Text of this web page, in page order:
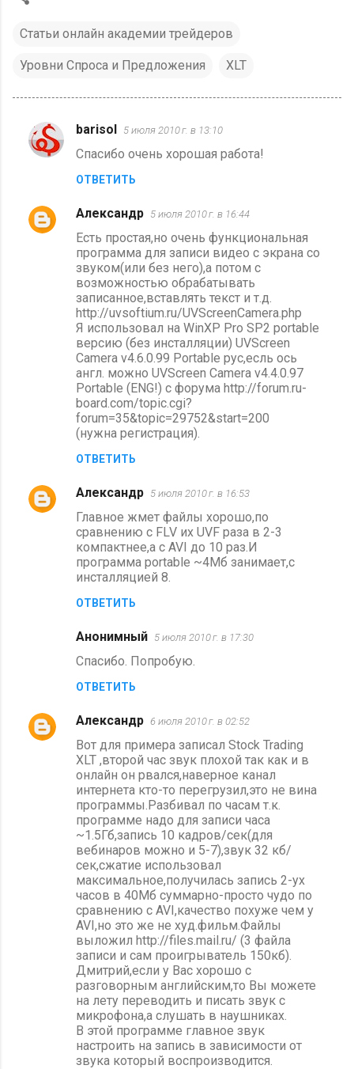
Статьи онлайн академии трейдеров
Уровни Спроса и Предложения XLT
К
о
м
е
barisol 5 июля 2010 г. в 13:10
Спасибо очень хорошая работа!
ОТВЕТИТЬ
Aлександр 5 июля 2010 г. в 16:44
Есть простая,но очень функциональная
программа для записи видео с экрана со
звуком(или без него),а потом с
возможностью обрабатывать
записанное,вставлять текст и т.д.
http://uvsoftium.ru/UVScreenCamera.php
Я использовал на WinXP Pro SP2 portable
версию (без инсталляции) UVScreen
Camera v4.6.0.99 Portable рус,есль ось
англ. можно UVScreen Camera v4.4.0.97
Portable (ENG!) с форума http://forum.ru-
board.com/topic.cgi?
forum=35&topic=29752&start=200
(нужна регистрация).
ОТВЕТИТЬ
Aлександр 5 июля 2010 г. в 16:53
Главное жмет файлы хорошо,по
сравнению с FLV их UVF раза в 2-3
компактнее,а с AVI до 10 раз.И
программа portable ~4Мб занимает,с
инсталляцией 8.
ОТВЕТИТЬ
Анонимный 5 июля 2010 г. в 17:30
Спасибо. Попробую.
ОТВЕТИТЬ
Aлександр 6 июля 2010 г. в 02:52
Вот для примера записал Stock Trading
XLT ,второй час звук плохой так как и в
онлайн он рвался,наверное канал
интернета кто-то перегрузил,это не вина
программы.Разбивал по часам т.к.
программе надо для записи часа
~1.5Гб,запись 10 кадров/сек(для
вебинаров можно и 5-7),звук 32 кб/
сек,сжатие использовал
максимальное,получилась запись 2-ух
часов в 40Мб суммарно-просто чудо по
сравнению с AVI,качество похуже чем у
AVI,но это же не худ.фильм.Файлы
выложил http://files.mail.ru/ (3 файла
записи и сам проигрыватель 150кб).
Дмитрий,если у Вас хорошо с
разговорным английским,то Вы можете
на лету переводить и писать звук с
микрофона,а слушать в наушниках.
В этой программе главное звук
настроить на запись в зависимости от
звука который воспроизводится.